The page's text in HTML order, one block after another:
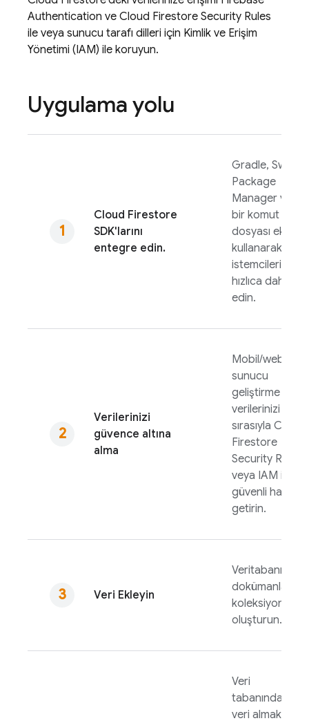
Authentication ve Cloud Firestore Security Rules
ile veya sunucu tarafı dilleri için Kimlik ve Erişim
Yönetimi (IAM) ile koruyun.
Uygulama yolu
Cloud Firestore
SDK'larını
entegre edin.
Gradle, Swift
Package
Manager veya
bir komut
dosyası ekleme
kullanarak
istemcileri
hızlıca dahil
edin.
Verilerinizi
güvence altına
alma
Mobil/web ve
sunucu
geliştirme için
verilerinizi
sırasıyla Cloud
Firestore
Security Rules
veya IAM ile
güvenli hale
getirin.
Veri Ekleyin
Veritabanınızda
dokümanlar ve
koleksiyonlar
oluşturun.
Veri
tabanından
veri almak için